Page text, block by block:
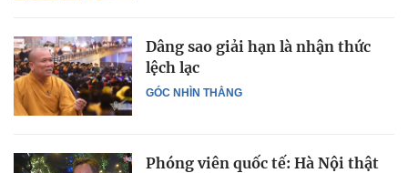
GÓC NHÌN THẲNG
Dâng sao giải hạn là nhận thức
lệch lạc
Phóng viên quốc tế: Hà Nội thật